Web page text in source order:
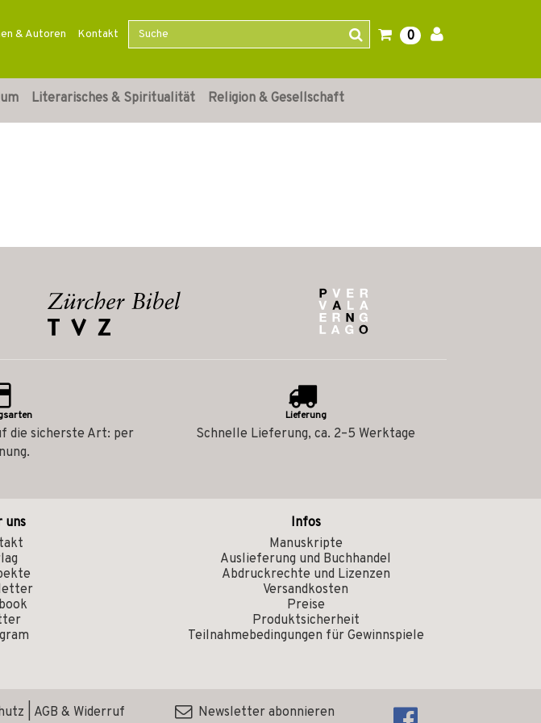
& Autoren Kontakt 0
Literarisches & Spiritualität Religion & Gesellschaft
die sicherste Art: per
Lieferung
Schnelle Lieferung, ca. 2–5 Werktage
uns
Infos
Manuskripte
Auslieferung und Buchhandel
Abdruckrechte und Lizenzen
Versandkosten
Preise
Produktsicherheit
Teilnahmebedingungen für Gewinnspiele
AGB & Widerruf Newsletter abonnieren